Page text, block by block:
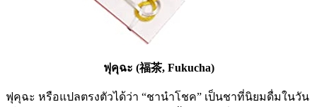
ฟุคุฉะ (福茶, Fukucha)
ฟุคุฉะ หรือแปลตรงตัวได้ว่า “ชานำโชค” เป็นชาที่นิยมดื่มในวัน